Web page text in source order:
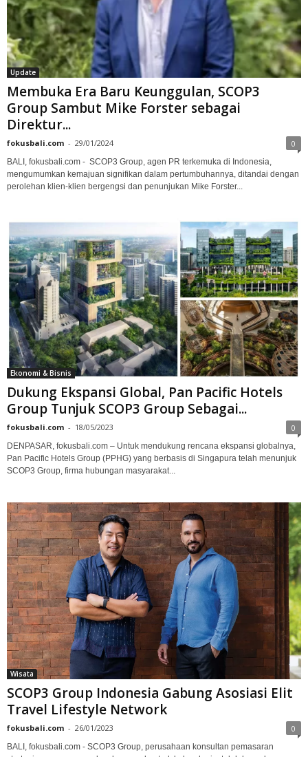
Update
Membuka Era Baru Keunggulan, SCOP3
Group Sambut Mike Forster sebagai
Direktur...
fokusbali.com - 29/01/2024 0
BALI, fokusbali.com - SCOP3 Group, agen PR terkemuka di Indonesia,
mengumumkan kemajuan signifikan dalam pertumbuhannya, ditandai dengan
perolehan klien-klien bergengsi dan penunjukan Mike Forster...
Ekonomi & Bisnis
Dukung Ekspansi Global, Pan Pacific Hotels
Group Tunjuk SCOP3 Group Sebagai...
fokusbali.com - 18/05/2023 0
DENPASAR, fokusbali.com – Untuk mendukung rencana ekspansi globalnya,
Pan Pacific Hotels Group (PPHG) yang berbasis di Singapura telah menunjuk
SCOP3 Group, firma hubungan masyarakat...
Wisata
SCOP3 Group Indonesia Gabung Asosiasi Elit
Travel Lifestyle Network
fokusbali.com - 26/01/2023 0
BALI, fokusbali.com - SCOP3 Group, perusahaan konsultan pemasaran